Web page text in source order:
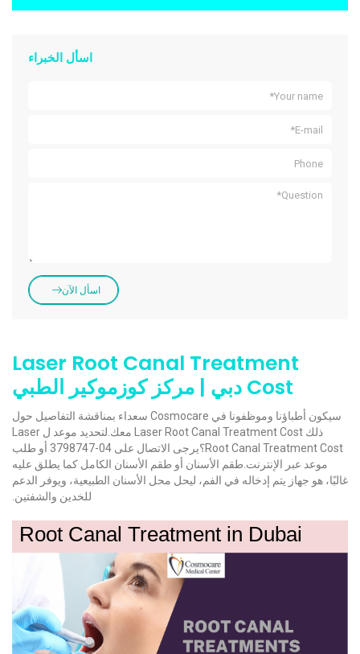
اسأل الخبراء
اسأل الآن
Laser Root Canal Treatment
Cost دبي | مركز كوزموكير الطبي
سيكون أطباؤنا وموظفونا في Cosmocare سعداء بمناقشة التفاصيل حول
ذلك Laser Root Canal Treatment Cost معك.لتحديد موعد ل Laser
Root Canal Treatment Cost؟يرجى الاتصال على 04-3798747 أو طلب
موعد عبر الإنترنت.طقم الأسنان أو طقم الأسنان الكامل كما يطلق عليه
غالبًا، هو جهاز يتم إدخاله في الفم، ليحل محل الأسنان الطبيعية، ويوفر الدعم
للخدين والشفتين.